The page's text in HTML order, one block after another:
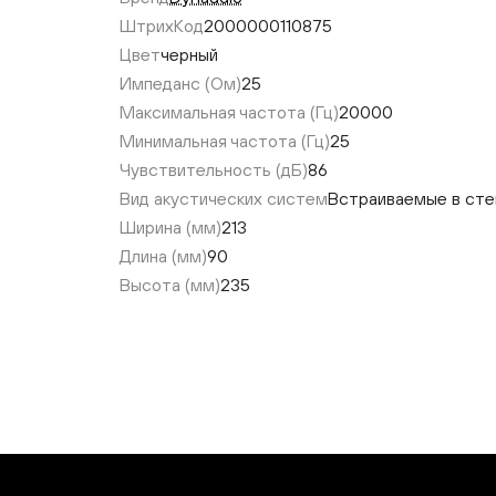
ШтрихКод2000000110875
Цветчерный
Импеданс (Ом)25
Максимальная частота (Гц)20000
Минимальная частота (Гц)25
Чувствительность (дБ)86
Вид акустических системВстраиваемые в
Ширина (мм)213
Длина (мм)90
Высота (мм)235